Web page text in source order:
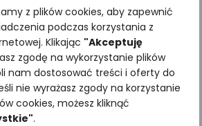
z plików cookies, aby zapewnić
podczas korzystania z
Klikając "Akceptuję
zgodę na wykorzystanie plików
nam dostosować treści i oferty do
nie wyrażasz zgody na korzystanie
cookies, możesz kliknąć
.
Najniższa cena z ostatnich 30
dni: